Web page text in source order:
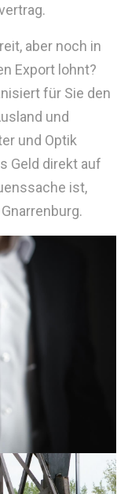
aber noch in
Export lohnt?
für Sie den
und
und Optik
Geld direkt auf
ist,